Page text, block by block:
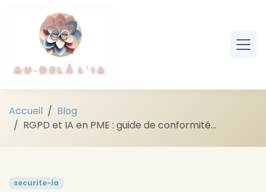
Aller au contenu principal
Accueil
Blog
RGPD et IA en PME : guide de conformité...
securite-ia